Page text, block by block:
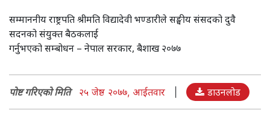
सम्माननीय राष्ट्रपति श्रीमति विद्यादेवी भण्डारीले सङ्घीय संसदको दुवै
सदनको संयुक्त बैठकलाई
गर्नुभएको सम्बोधन – नेपाल सरकार, बैशाख २०७७
पोष्ट गरिएको मिति २५ जेष्ठ २०७७, आईतवार डाउनलोड